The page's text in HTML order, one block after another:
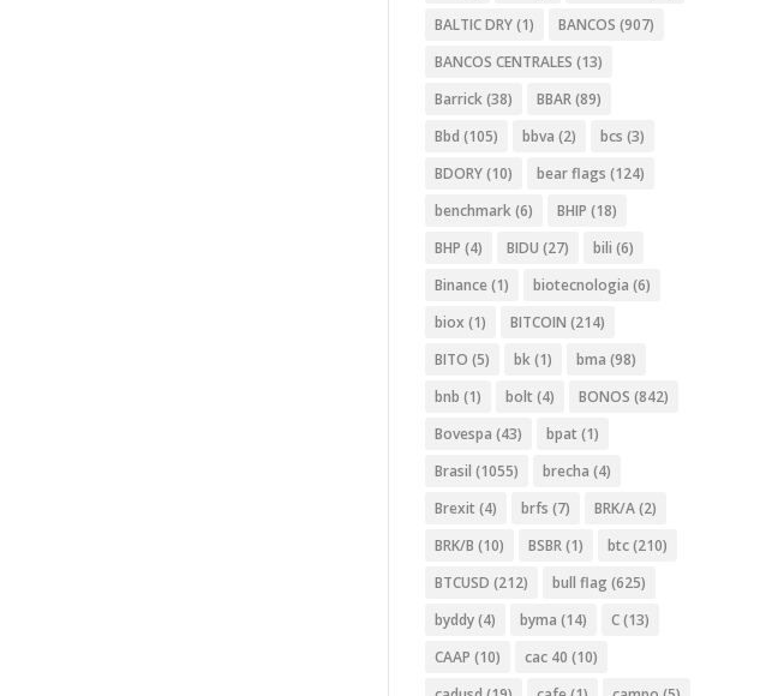
BALTIC DRY(1) BANCOS (907)
BANCOS CENTRALES (13)
Barrick(38) BBAR(89)
Bbd (105) bbva (2) bcs (3)
BDORY(10) bear flags (124)
benchmark(6) BHIP (18)
BHP (4) BIDU (27) bili (6)
Binance (1) biotecnologia (6)
biox (1) BITCOIN (214)
BITO (5) bk(1) bma (98)
bnb (1) bolt (4) BONOS (842)
Bovespa (43) bpat (1)
Brasil (1055) brecha (4)
Brexit (4) brfs (7) BRK/A(2)
BRK/B (10) BSBR(1) btc(210)
BTCUSD (212) bull flag (625)
byddy(4) byma (14) C(13)
CAAP (10) cac 40 (10)